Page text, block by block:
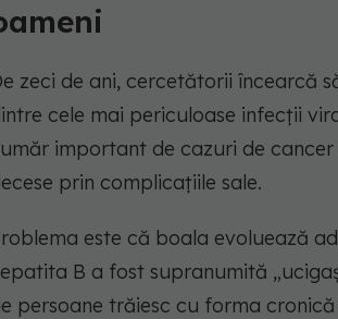
zeci de ani, cercetătorii încearcă
cele mai periculoase infecții
important de cazuri de
prin complicațiile sale.
este că boala evoluează
B a fost supranumită
persoane trăiesc cu forma